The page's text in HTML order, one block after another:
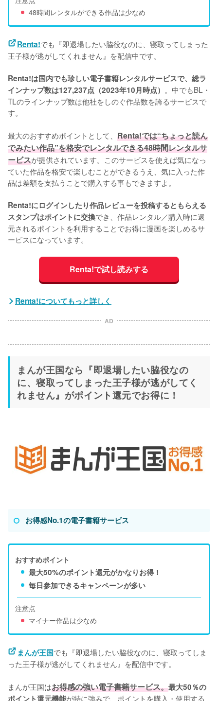
48時間レンタルができる作品は少なめ
Renta!でも『即退場したい脇役なのに、寝取ってしまった
王子様が逃がしてくれません』を配信中です。
Renta!は国内でも珍しい電子書籍レンタルサービスで、総ラ
インナップ数は127,237点（2023年10月時点） 。中でもBL・
TLのラインナップ数は他社をしのぐ作品数を誇るサービスで
す。
最大のおすすめポイントとして、 Renta!では“ちょっと読ん
でみたい作品”を格安でレンタルできる48時間レンタルサ
ービスが提供されています。このサービスを使えば気になっ
ていた作品を格安で楽しむことができるうえ、気に入った作
品は差額を支払うことで購入する事もできますよ。
Renta!にログインしたり作品レビューを投稿するともらえる
スタンプはポイントに交換でき、作品レンタル／購入時に還
元されるポイントを利用することでお得に漫画を楽しめるサ
ービスになっています。
Renta!で試し読みする
Renta!についてもっと詳しく
AD
まんが王国なら『即退場したい脇役なの
に、寝取ってしまった王子様が逃がしてく
れません』がポイント還元でお得に！
お得感No.1の電子書籍サービス
おすすめポイント
最大50%のポイント還元がかなりお得！
毎日参加できるキャンペーンが多い
注意点
マイナー作品は少なめ
まんが王国でも『即退場したい脇役なのに、寝取ってしま
った王子様が逃がしてくれません』を配信中です。
まんが王国はお得感の強い電子書籍サービス。最大50％の
ポイント還元機能が特に強みで、ポイントを購入・使用する